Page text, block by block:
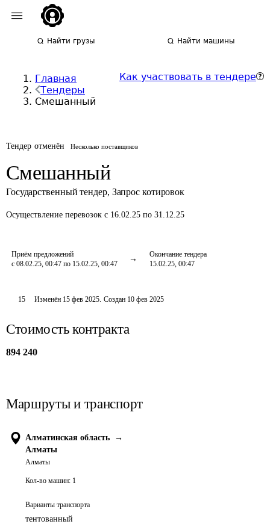
Найти грузы Найти машины
Главная
Тендеры
Смешанный
Как участвовать в тендере
Тендер отменён Несколько поставщиков
Смешанный
Государственный тендер, Запрос котировок
Осуществление перевозок с 16.02.25 по 31.12.25
Приём предложений
с 08.02.25, 00:47 по 15.02.25, 00:47
Окончание тендера
15.02.25, 00:47
15 Изменён 15 фев 2025. Создан 10 фев 2025
Стоимость контракта
894 240
Маршруты и транспорт
Алматинская область
→
Алматы
Алматы
Кол-во машин: 1
Варианты транспорта
тентованный